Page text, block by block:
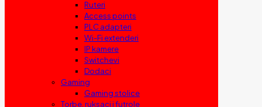
Ruteri
Access points
PLC adapteri
Wi-Fi extenderi
IP kamere
Switchevi
Dodaci
Gaming
Gaming stolice
Torbe, ruksaci i futrole